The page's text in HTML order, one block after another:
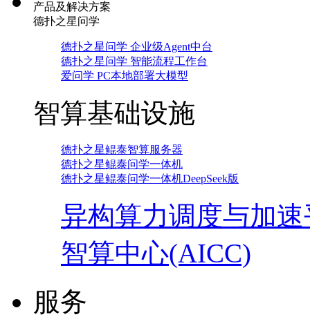
产品及解决方案
德扑之星问学
德扑之星问学 企业级Agent中台
德扑之星问学 智能流程工作台
爱问学 PC本地部署大模型
智算基础设施
德扑之星鲲泰智算服务器
德扑之星鲲泰问学一体机
德扑之星鲲泰问学一体机DeepSeek版
异构算力调度与加
智算中心(AICC)
服务